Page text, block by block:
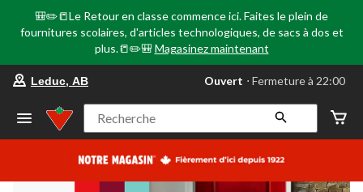
🎒✏️📒Le Retour en classe commence ici. Faites le plein de
fournitures scolaires, d'articles technologiques, de sacs à dos et
plus.📒✏️🎒 Magasinez maintenant
votre
préféré
Leduc,
AB,
courament
Fermeture
Leduc, AB Ouvert ⋅ Fermeture à 22:00
Recherche